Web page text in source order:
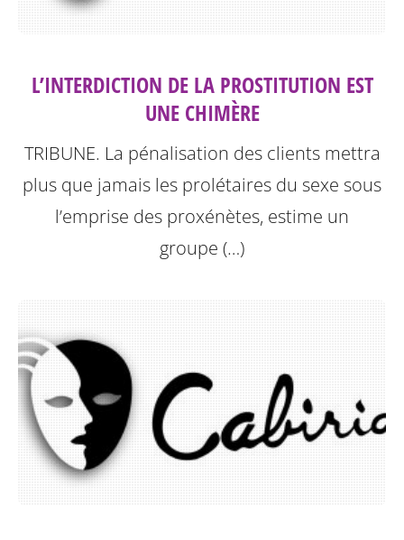
L’INTERDICTION DE LA PROSTITUTION EST
UNE CHIMÈRE
TRIBUNE. La pénalisation des clients mettra
plus que jamais les prolétaires du sexe sous
l’emprise des proxénètes, estime un
groupe (…)